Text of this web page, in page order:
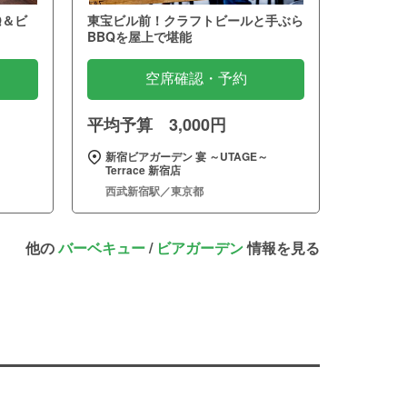
ビ
東宝ビル前！クラフトビールと手ぶら
BBQを屋上で堪能
空席確認・予約
平均予算 3,000円
新宿ビアガーデン 宴 ～UTAGE～
Terrace 新宿店
西武新宿駅／東京都
他のバーベキュー/ ビアガーデン情報を見る